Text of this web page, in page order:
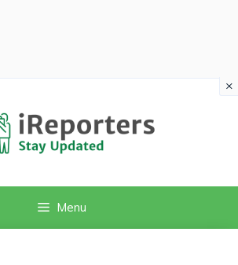
Menu
×